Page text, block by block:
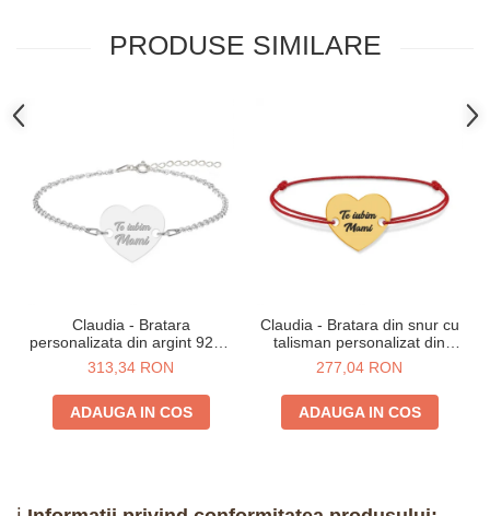
PRODUSE SIMILARE
Claudia - Bratara
personalizata din argint 925 -
Inimioara
313,34 RON
ADAUGA IN COS
Claudia - Bratara din snur cu
talisman personalizat din
argint 925 placat cu aur 24K -
Inimioara
277,04 RON
ADAUGA IN COS